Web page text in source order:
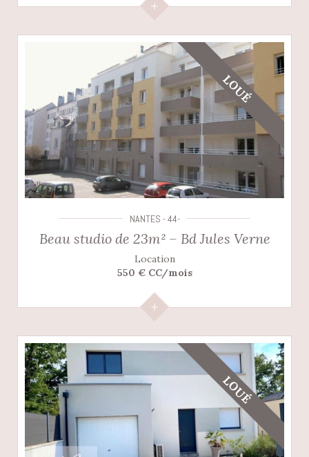
LOUÉ
NANTES - 44-
Beau studio de 23m² – Bd Jules Verne
Location
550 € CC/mois
LOUÉ